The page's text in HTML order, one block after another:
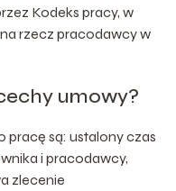
Kodeks pracy, w
rzecz pracodawcy w
umowy?
są: ustalony czas
i pracodawcy,
zlecenie